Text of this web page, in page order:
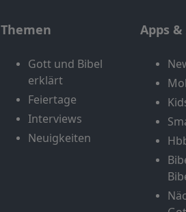
Themen
Gott und Bibel
erklärt
Feiertage
Interviews
Neuigkeiten
Apps